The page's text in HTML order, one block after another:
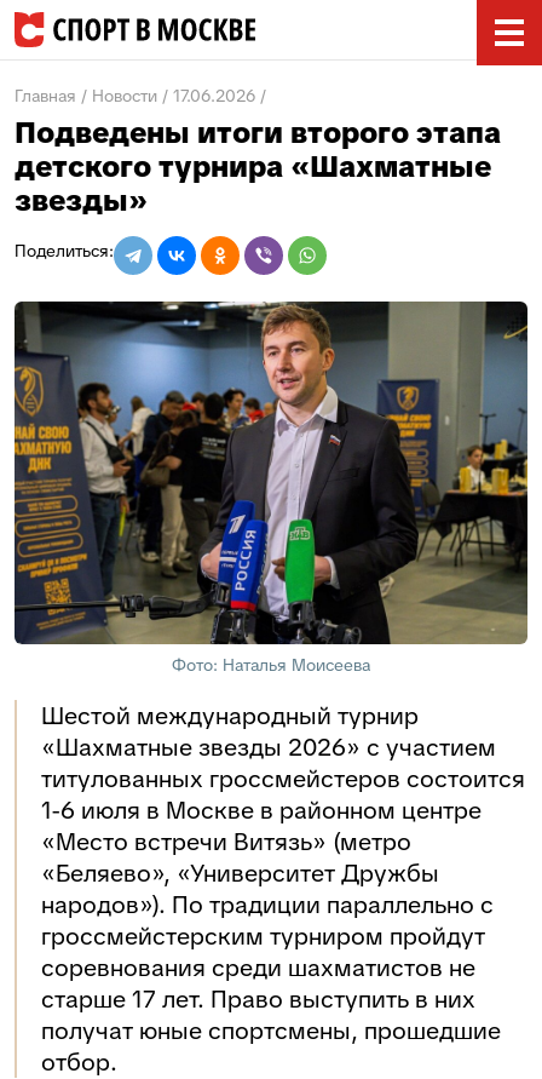
Главная Новости 17.06.2026
Подведены итоги второго этапа
детского турнира «Шахматные
звезды»
Фото: Наталья Моисеева
Шестой международный турнир
«Шахматные звезды 2026» с участием
титулованных гроссмейстеров состоится
1-6 июля в Москве в районном центре
«Место встречи Витязь» (метро
«Беляево», «Университет Дружбы
народов»). По традиции параллельно с
гроссмейстерским турниром пройдут
соревнования среди шахматистов не
старше 17 лет. Право выступить в них
получат юные спортсмены, прошедшие
отбор.